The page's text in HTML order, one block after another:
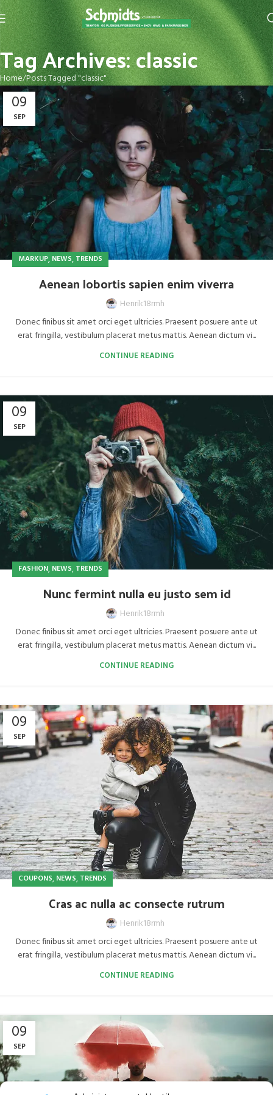
Tag Archives: classic
Home Posts Tagged "classic"
09
SEP
MARKUP, NEWS, TRENDS
Aenean lobortis sapien enim viverra
Henrik18rmh
Donec finibus sit amet orci eget ultricies. Praesent posuere ante ut
erat fringilla, vestibulum placerat metus mattis. Aenean dictum vi...
CONTINUE READING
09
SEP
FASHION, NEWS, TRENDS
Nunc fermint nulla eu justo sem id
Henrik18rmh
Donec finibus sit amet orci eget ultricies. Praesent posuere ante ut
erat fringilla, vestibulum placerat metus mattis. Aenean dictum vi...
CONTINUE READING
09
SEP
COUPONS, NEWS, TRENDS
Cras ac nulla ac consecte rutrum
Henrik18rmh
Donec finibus sit amet orci eget ultricies. Praesent posuere ante ut
erat fringilla, vestibulum placerat metus mattis. Aenean dictum vi...
CONTINUE READING
09
SEP